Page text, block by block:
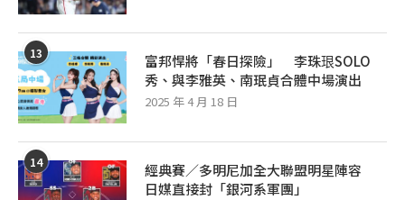
13
富邦悍將「春日探險」 李珠珢SOLO
秀、與李雅英、南珉貞合體中場演出
2025 年 4 月 18 日
14
經典賽／多明尼加全大聯盟明星陣容
日媒直接封「銀河系軍團」